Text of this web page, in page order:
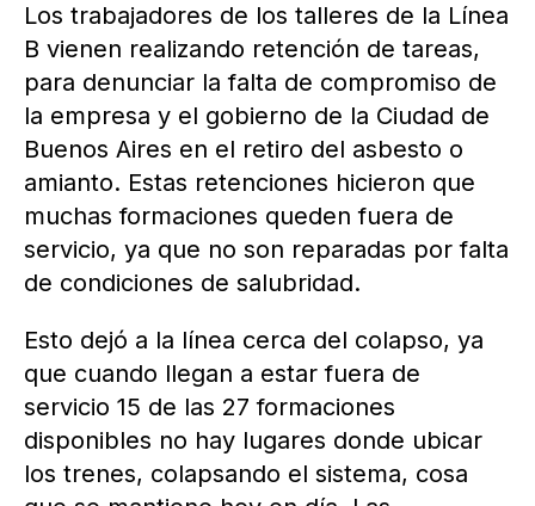
Los trabajadores de los talleres de la Línea
B vienen realizando retención de tareas,
para denunciar la falta de compromiso de
la empresa y el gobierno de la Ciudad de
Buenos Aires en el retiro del asbesto o
amianto. Estas retenciones hicieron que
muchas formaciones queden fuera de
servicio, ya que no son reparadas por falta
de condiciones de salubridad.
Esto dejó a la línea cerca del colapso, ya
que cuando llegan a estar fuera de
servicio 15 de las 27 formaciones
disponibles no hay lugares donde ubicar
los trenes, colapsando el sistema, cosa